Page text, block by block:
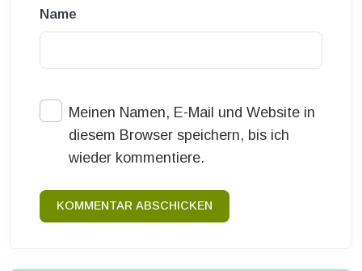
Name
Meinen Namen, E-Mail und Website in
diesem Browser speichern, bis ich
wieder kommentiere.
KOMMENTAR ABSCHICKEN